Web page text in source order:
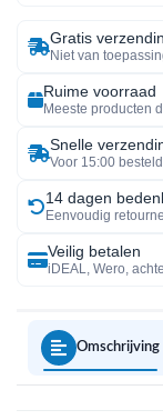
Gratis
Niet van
Ruime voorraad
Meeste producten
Snelle
Voor 15:00
14 dagen
Eenvoudig
Veilig betalen
iDEAL, Wero,
Omschrijving